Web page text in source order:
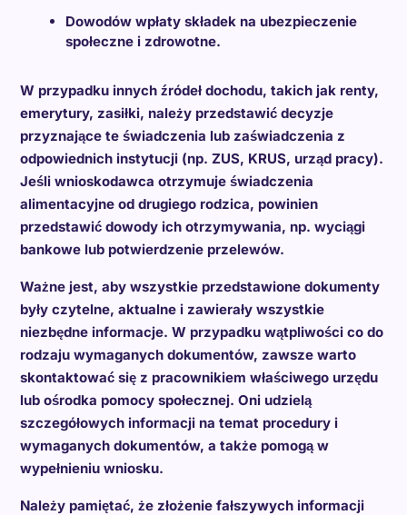
Dowodów wpłaty składek na ubezpieczenie
społeczne i zdrowotne.
W przypadku innych źródeł dochodu, takich jak renty,
emerytury, zasiłki, należy przedstawić decyzje
przyznające te świadczenia lub zaświadczenia z
odpowiednich instytucji (np. ZUS, KRUS, urząd pracy).
Jeśli wnioskodawca otrzymuje świadczenia
alimentacyjne od drugiego rodzica, powinien
przedstawić dowody ich otrzymywania, np. wyciągi
bankowe lub potwierdzenie przelewów.
Ważne jest, aby wszystkie przedstawione dokumenty
były czytelne, aktualne i zawierały wszystkie
niezbędne informacje. W przypadku wątpliwości co do
rodzaju wymaganych dokumentów, zawsze warto
skontaktować się z pracownikiem właściwego urzędu
lub ośrodka pomocy społecznej. Oni udzielą
szczegółowych informacji na temat procedury i
wymaganych dokumentów, a także pomogą w
wypełnieniu wniosku.
Należy pamiętać, że złożenie fałszywych informacji